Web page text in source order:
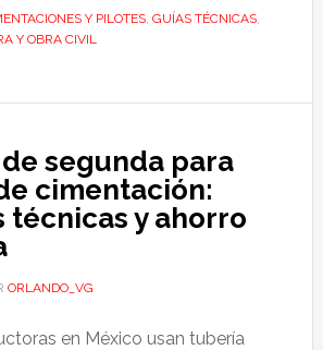
Y PILOTES, GUÍAS TÉCNICAS,
Y OBRA CIVIL
segunda para
cimentación:
técnicas y ahorro
ORLANDO_VG
en México usan tubería